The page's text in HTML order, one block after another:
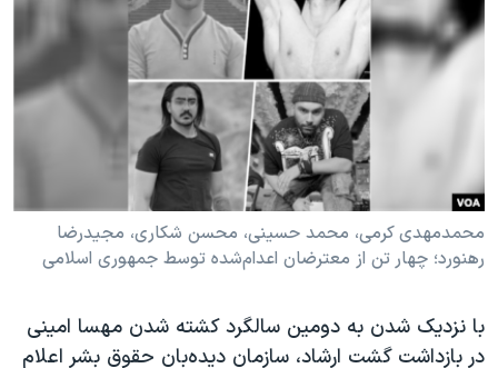
فرهنگ و زندگی
حقوق شهروندی
اسرائیل در جنگ
آرشیو پخش زنده
مستندها
انتخابات ریاست جمهوری آمریکا ۲۰۲۴
حمله جمهوری اسلامی به اسرائیل
ورزش زنان در ایران
مجموعه مستندهای دادخواهی
دادگاه حمید نوری
دنبال کنید
زبانهای مختلف
محمدمهدی کرمی، محمد حسینی، محسن شکاری، مجیدرضا
رهنورد؛ چهار تن از معترضان اعدام‌شده توسط جمهوری اسلامی
با نزدیک شدن به دومین سالگرد کشته شدن مهسا امینی
در بازداشت گشت ارشاد، سازمان دیده‌بان حقوق بشر اعلام